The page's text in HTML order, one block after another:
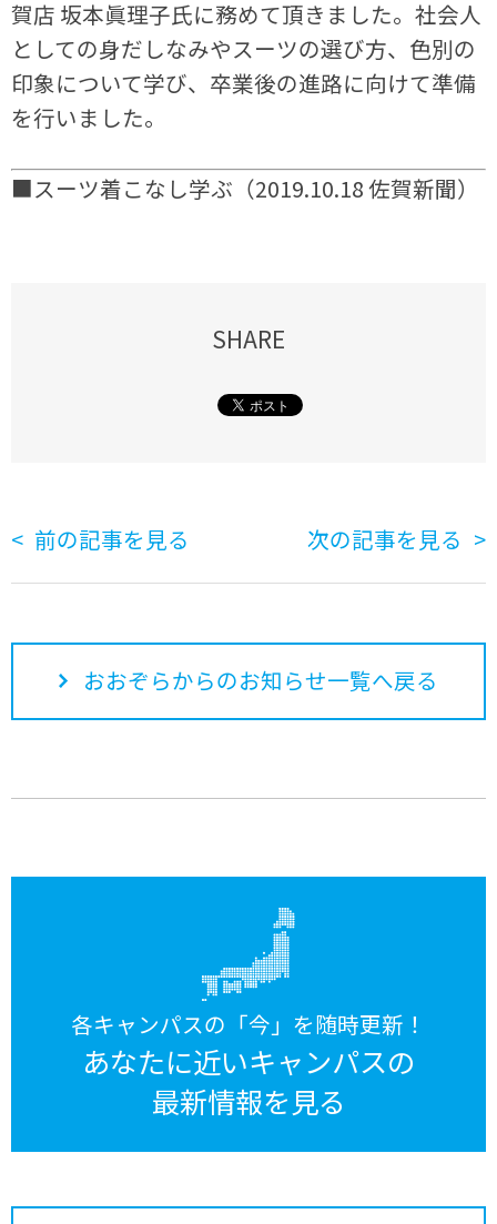
賀店 坂本眞理子氏に務めて頂きました。社会人
としての身だしなみやスーツの選び方、色別の
印象について学び、卒業後の進路に向けて準備
を行いました。
■スーツ着こなし学ぶ（2019.10.18 佐賀新聞）
SHARE
前の記事を見る 次の記事を見る
おおぞらからのお知らせ一覧へ戻る
各キャンパスの「今」を随時更新！
あなたに近いキャンパスの
最新情報を見る